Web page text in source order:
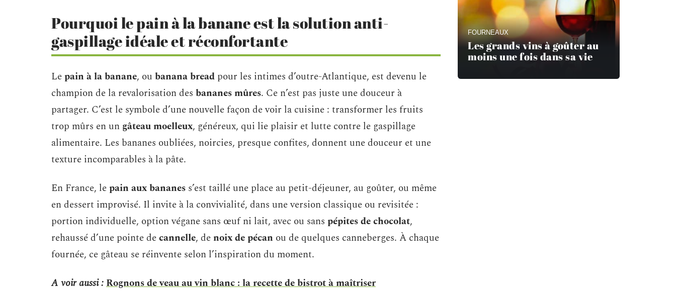
Pourquoi le pain à la banane est la solution anti-
gaspillage idéale et réconfortante
Lepain à la banane, ou banana bread pour les intimes d’outre-Atlantique, est devenu le
champion de la revalorisation des bananes mûres. Ce n’est pas juste une douceur à
partager. C’est le symbole d’une nouvelle façon de voir la cuisine : transformer les fruits
trop mûrs en un gâteau moelleux, généreux, qui lie plaisir et lutte contre le gaspillage
alimentaire. Les bananes oubliées, noircies, presque confites, donnent une douceur et une
texture incomparables à la pâte.
En France, lepain aux bananes s’est taillé une place au petit-déjeuner, au goûter, ou même
en dessert improvisé. Il invite à la convivialité, dans une version classique ou revisitée :
portion individuelle, option végane sans œuf ni lait, avec ou sans pépites de chocolat,
rehaussé d’une pointe decannelle, denoix de pécan ou de quelques canneberges. À chaque
fournée, ce gâteau se réinvente selon l’inspiration du moment.
A voir aussi :Rognons de veau au vin blanc : la recette de bistrot à maîtriser
FOURNEAUX
Les grands vins à goûter au
moins une fois dans sa vie